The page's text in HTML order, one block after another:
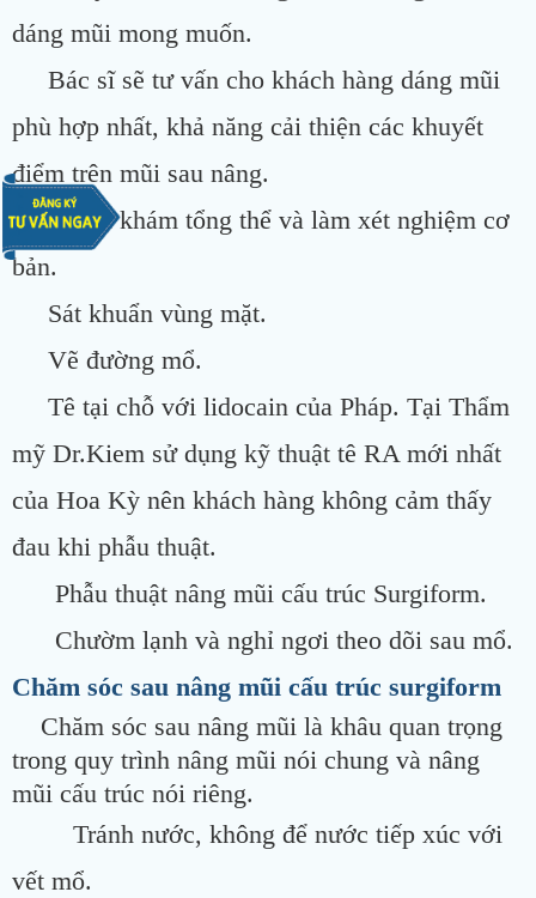
dáng mũi mong muốn.
Bác sĩ sẽ tư vấn cho khách hàng dáng mũi
phù hợp nhất, khả năng cải thiện các khuyết
điểm trên mũi sau nâng.
Thăm khám tổng thể và làm xét nghiệm cơ
bản.
Sát khuẩn vùng mặt.
Vẽ đường mổ.
Tê tại chỗ với lidocain của Pháp. Tại Thẩm
mỹ Dr.Kiem sử dụng kỹ thuật tê RA mới nhất
của Hoa Kỳ nên khách hàng không cảm thấy
đau khi phẫu thuật.
Phẫu thuật nâng mũi cấu trúc Surgiform.
Chườm lạnh và nghỉ ngơi theo dõi sau mổ.
Chăm sóc sau nâng mũi cấu trúc surgiform
Chăm sóc sau nâng mũi là khâu quan trọng
trong quy trình nâng mũi nói chung và nâng
mũi cấu trúc nói riêng.
Tránh nước, không để nước tiếp xúc với
vết mổ.